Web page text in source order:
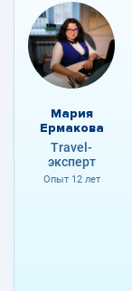
Мария
Ермакова
Travel-
эксперт
Опыт 12 лет